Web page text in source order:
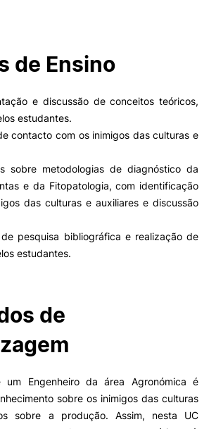
©2026 Instituto Politécnico de
de Ensino
e discussão de conceitos teóricos,
estudantes.
contacto com os inimigos das culturas e
sobre metodologias de diagnóstico da
e da Fitopatologia, com identificação
das culturas e auxiliares e discussão
de pesquisa bibliográfica e realização de
estudantes.
de
um Engenheiro da área Agronómica é
sobre os inimigos das culturas
sobre a produção. Assim, nesta UC